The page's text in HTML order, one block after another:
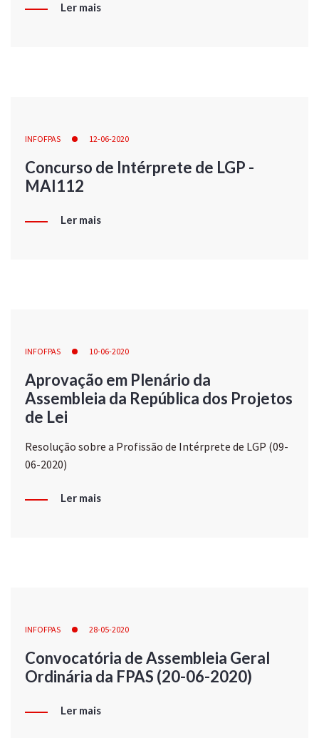
Ler mais
INFOFPAS 12-06-2020
Concurso de Intérprete de LGP -
MAI112
Ler mais
INFOFPAS 10-06-2020
Aprovação em Plenário da
Assembleia da República dos Projetos
de Lei
Resolução sobre a Profissão de Intérprete de LGP (09-
06-2020)
Ler mais
INFOFPAS 28-05-2020
Convocatória de Assembleia Geral
Ordinária da FPAS (20-06-2020)
Ler mais